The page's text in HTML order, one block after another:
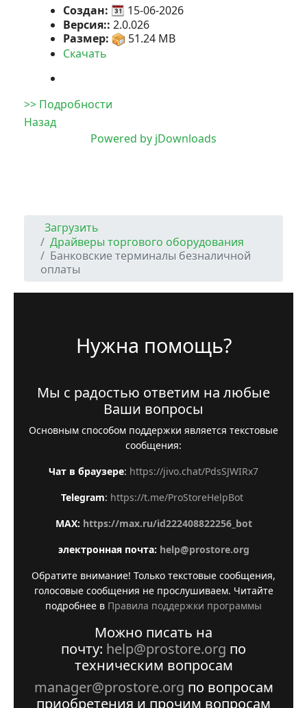
Создан:
15-06-2026
Версия:: 2.0.026
Размер:
51.24 MB
Скачать
>> Подробности
Назад
Powered by jDownloads
Загрузить
Драйверы торгового оборудования
Банковские терминалы безналичной
оплаты
Нужна помощь?
Мы с радостью ответим на любые
Ваши вопросы
Основным способом поддержки является текстовые
сообщения:
Чат в браузере: https://jivo.chat/PdsSJWIRx7
Telegram: https://t.me/ProStoreHelpBot
MAX: https://max.ru/id222408822256_bot
электронная почта: help@prostore.org
Обратите внимание! Только текстовые сообщения,
голосовые сообщения не прослушиваем. Читайте
подробнее в Правила поддержки программы
Можно писать на
почту: help@prostore.org по
техническим вопросам
manager@prostore.org по вопросам
приобретения и прочим вопросам